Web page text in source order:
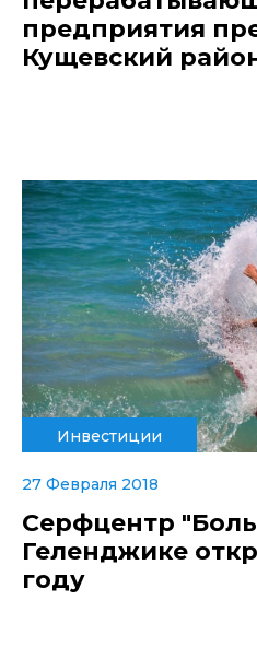
предприятия
Кущевский
Инвестиции
27 Февраля 2018
Серфцентр
Геленджике
году